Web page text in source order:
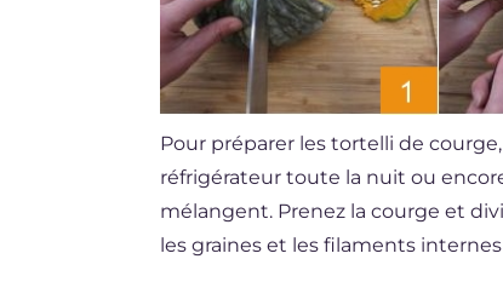
Pour préparer les tortelli de
réfrigérateur toute la nuit ou
mélangent. Prenez la courge et
les graines et les filaments internes